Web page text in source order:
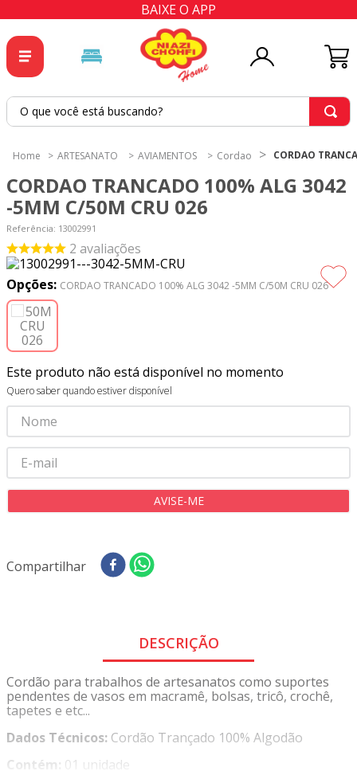
BAIXE O APP
O que você está buscando?
ARTESANATO AVIAMENTOS Cordao CORDAO
CORDAO TRANCADO 100% ALG 3042
-5MM C/50M CRU 026
Referência: 13002991
2 avaliações
Opções: CORDAO TRANCADO 100% ALG 3042 -5MM C/50M CRU 026
Este produto não está disponível no momento
Quero saber quando estiver disponível
Compartilhar
DESCRIÇÃO
Cordão para trabalhos de artesanatos como suportes
pendentes de vasos em macramê, bolsas, tricô, crochê,
tapetes e etc...
Dados Técnicos: Cordão Trançado 100% Algodão
Contém: 01 unidade
2º
tapete
cortina
4º
tecido percal
5º
tapetes
6º
tecido tricoline
7º
9º
tecido oxford
10º toalha mesa